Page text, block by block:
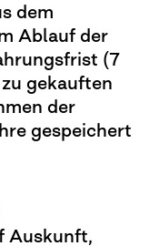
dem
Ablauf der
(7
gekauften
der
gespeichert
Auskunft,